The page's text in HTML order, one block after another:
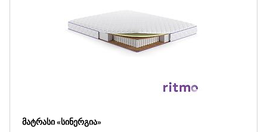
მატრასი «სინერგია»